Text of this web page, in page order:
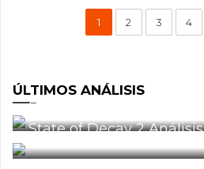
1 2 3 4
ÚLTIMOS ANÁLISIS
Análisis: Defiance 2050
State of Decay 2 Análisis